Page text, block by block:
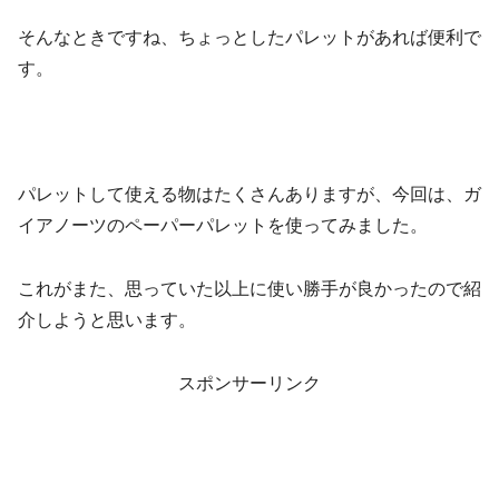
そんなときですね、ちょっとしたパレットがあれば便利で
す。
パレットして使える物はたくさんありますが、今回は、ガ
イアノーツのペーパーパレットを使ってみました。
これがまた、思っていた以上に使い勝手が良かったので紹
介しようと思います。
スポンサーリンク